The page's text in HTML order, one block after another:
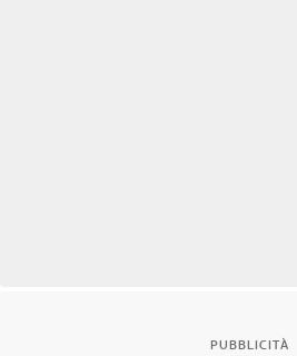
PUBBLICITÀ